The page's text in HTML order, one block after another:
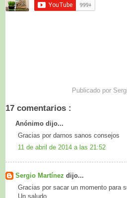
Publicado por
17 comentarios :
Anónimo dijo...
Gracias por darnos sanos consejos
11 de abril de 2014 a las 21:52
Sergio Martínez dijo...
Gracias por sacar un momento para
Un saludo,